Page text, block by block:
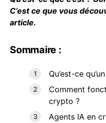
C’est ce que vous
article.
Sommaire :
Qu’est-ce
Comment
crypto ?
Agents IA en